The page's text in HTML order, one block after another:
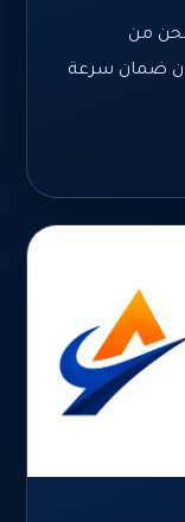
من
ضمان سرعة